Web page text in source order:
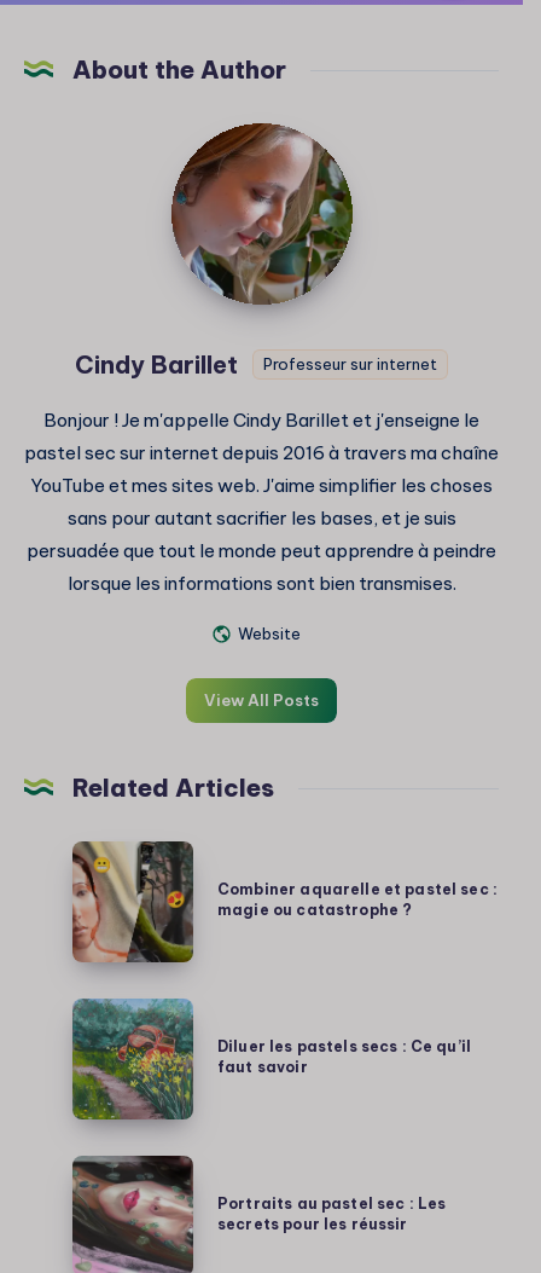
About the Author
Cindy
Barillet
Cindy Barillet Professeur sur internet
Bonjour ! Je m'appelle Cindy Barillet et j'enseigne le
pastel sec sur internet depuis 2016 à travers ma chaîne
YouTube et mes sites web. J'aime simplifier les choses
sans pour autant sacrifier les bases, et je suis
persuadée que tout le monde peut apprendre à peindre
lorsque les informations sont bien transmises.
Website
View All Posts
Related Articles
Combiner
aquarelle
et
pastel
:
magie
ou
catastrophe
Combiner aquarelle et pastel sec :
magie ou catastrophe ?
Diluer
les
pastels
secs
Ce
qu’il
faut
savoir
Diluer les pastels secs : Ce qu’il
faut savoir
Portraits
au
pastel
sec
Portraits au pastel sec : Les
secrets pour les réussir